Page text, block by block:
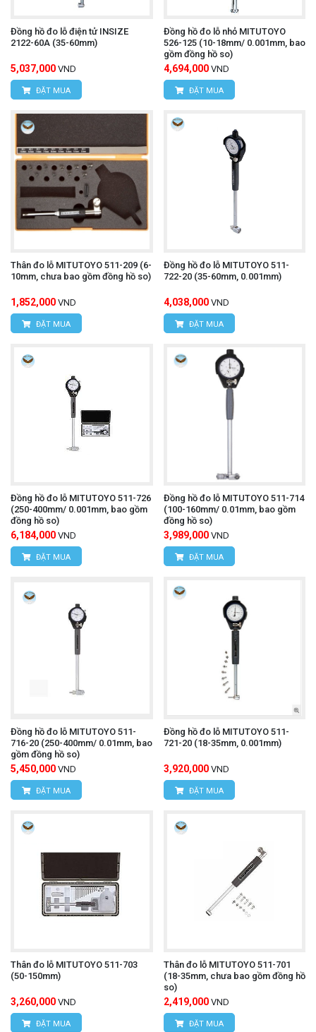
Đồng hồ đo lỗ điện tử INSIZE
2122-60A (35-60mm)
5,037,000 VND
ĐẶT MUA
Đồng hồ đo lỗ nhỏ MITUTOYO
526-125 (10-18mm/ 0.001mm, bao
gồm đồng hồ so)
4,694,000 VND
ĐẶT MUA
Thân đo lỗ MITUTOYO 511-209 (6-
10mm, chưa bao gồm đồng hồ so)
1,852,000 VND
ĐẶT MUA
Đồng hồ đo lỗ MITUTOYO 511-
722-20 (35-60mm, 0.001mm)
4,038,000 VND
ĐẶT MUA
Đồng hồ đo lỗ MITUTOYO 511-726
(250-400mm/ 0.001mm, bao gồm
đồng hồ so)
6,184,000 VND
ĐẶT MUA
Đồng hồ đo lỗ MITUTOYO 511-714
(100-160mm/ 0.01mm, bao gồm
đồng hồ so)
3,989,000 VND
ĐẶT MUA
Đồng hồ đo lỗ MITUTOYO 511-
716-20 (250-400mm/ 0.01mm, bao
gồm đồng hồ so)
5,450,000 VND
ĐẶT MUA
Đồng hồ đo lỗ MITUTOYO 511-
721-20 (18-35mm, 0.001mm)
3,920,000 VND
ĐẶT MUA
Thân đo lỗ MITUTOYO 511-703
(50-150mm)
3,260,000 VND
ĐẶT MUA
Thân đo lỗ MITUTOYO 511-701
(18-35mm, chưa bao gồm đồng hồ
so)
2,419,000 VND
ĐẶT MUA